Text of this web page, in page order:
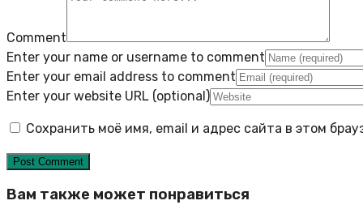
Comment
Enter your name or username to comment
Enter your email address to comment
Enter your website URL (optional)
Сохранить моё имя, email и адрес сайта в этом
Вам также может понравиться